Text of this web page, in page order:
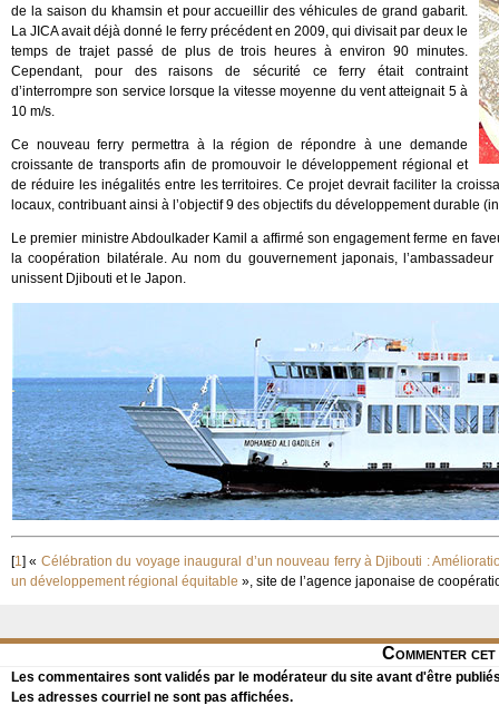
de la saison du khamsin et pour accueillir des véhicules de grand gabarit.
La JICA avait déjà donné le ferry précédent en 2009, qui divisait par deux le
temps de trajet passé de plus de trois heures à environ 90 minutes.
Cependant, pour des raisons de sécurité ce ferry était contraint
d’interrompre son service lorsque la vitesse moyenne du vent atteignait 5 à
10 m/s.
Ce nouveau ferry permettra à la région de répondre à une demande
croissante de transports afin de promouvoir le développement régional et
de réduire les inégalités entre les territoires. Ce projet devrait faciliter la
locaux, contribuant ainsi à l’objectif 9 des objectifs du développement durable
Le premier ministre Abdoulkader Kamil a affirmé son engagement ferme en
la coopération bilatérale. Au nom du gouvernement japonais,
unissent Djibouti et le Japon.
[1]« Célébration du voyage inaugural d’un nouveau ferry à Djibouti :
un développement régional équitable », site de l’agence japonaise de
Commenter
Les commentaires sont validés par le modérateur du site avant d'être
Les adresses courriel ne sont pas affichées.